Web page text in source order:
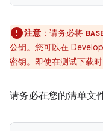
注意 ：请务必将
公钥。您可以在
密钥。即使在测试下载
请务必在您的清单文